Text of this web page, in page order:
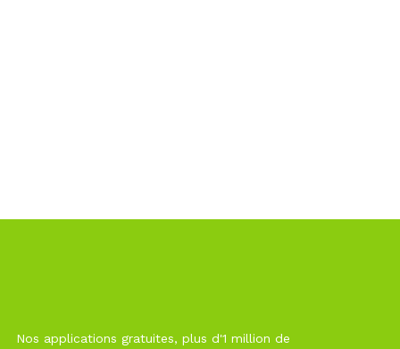
Nos applications gratuites, plus d'1 million de